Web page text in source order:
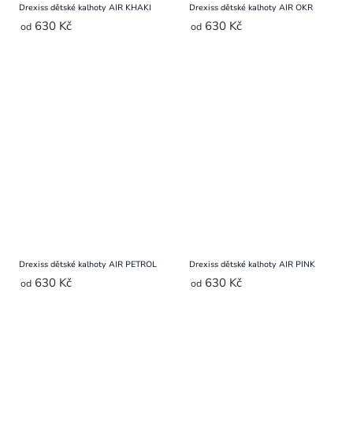
Drexiss dětské kalhoty AIR KHAKI
od 630 Kč
Drexiss dětské kalhoty AIR OKR
od 630 Kč
Drexiss dětské kalhoty AIR PETROL
od 630 Kč
Drexiss dětské kalhoty AIR PINK
od 630 Kč